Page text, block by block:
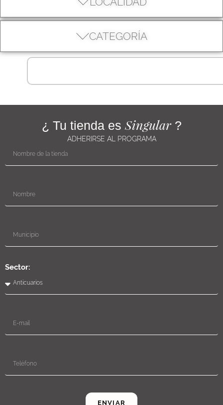
CATEGORÍA
¿ Tu tienda es Singular?
ADHERIRSE AL PROGRAMA
Sector:
ENVIAR